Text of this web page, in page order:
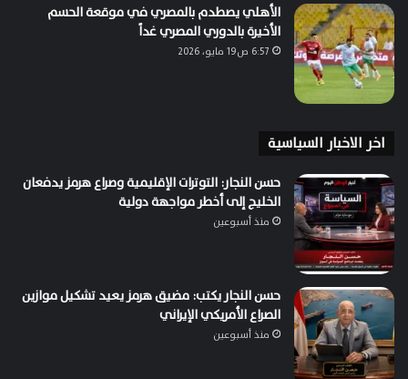
الأهلي يصطدم بالمصري في موقعة الحسم
الأخيرة بالدوري المصري غداً
6:57 ص19 مايو، 2026
اخر الاخبار السياسية
حسن النجار: التوترات الإقليمية وصراع هرمز يدفعان
الخليج إلى أخطر مواجهة دولية
منذ أسبوعين
حسن النجار يكتب: مضيق هرمز يعيد تشكيل موازين
الصراع الأمريكي الإيراني
منذ أسبوعين